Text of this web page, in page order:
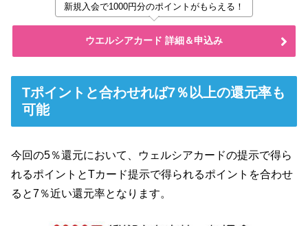
新規入会で1000円分のポイントがもらえる！
ウエルシアカード 詳細＆申込み
Tポイントと合わせれば7％以上の還元率も
可能
今回の5％還元において、ウェルシアカードの提示で得ら
れるポイントとTカード提示で得られるポイントを合わせ
ると7％近い還元率となります。